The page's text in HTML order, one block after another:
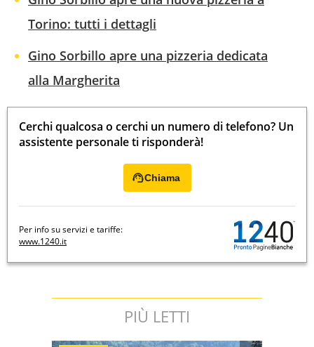
Torino: tutti i dettagli
Gino Sorbillo apre una pizzeria dedicata
alla Margherita
Cerchi qualcosa o cerchi un numero di telefono? Un
assistente personale ti risponderà!
Chiama
Per info su servizi e tariffe:
www.1240.it
PIÙ LETTI